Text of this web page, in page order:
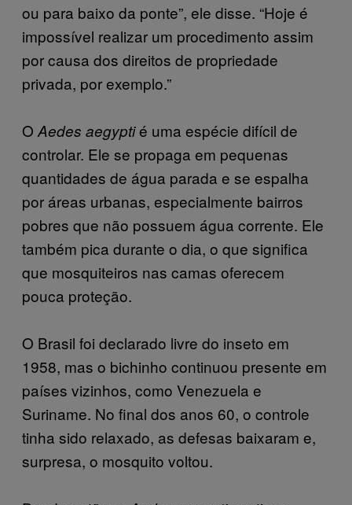
ou para baixo da ponte”, ele disse. “Hoje é
impossível realizar um procedimento assim
por causa dos direitos de propriedade
privada, por exemplo.”
O Aedes aegyptié uma espécie difícil de
controlar. Ele se propaga em pequenas
quantidades de água parada e se espalha
por áreas urbanas, especialmente bairros
pobres que não possuem água corrente. Ele
também pica durante o dia, o que significa
que mosquiteiros nas camas oferecem
pouca proteção.
O Brasil foi declarado livre do inseto em
1958, mas o bichinho continuou presente em
países vizinhos, como Venezuela e
Suriname. No final dos anos 60, o controle
tinha sido relaxado, as defesas baixaram e,
surpresa, o mosquito voltou.